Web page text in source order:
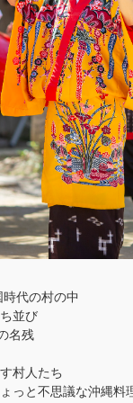
代の村の中
ち並び
名残
村人たち
っと不思議な沖縄料